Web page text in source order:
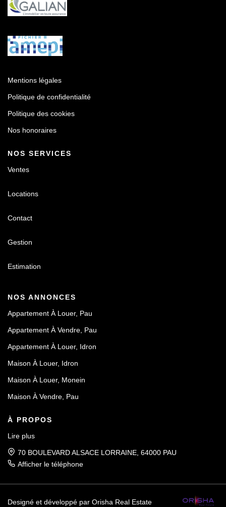
Mentions légales
Politique de confidentialité
Politique des cookies
Nos honoraires
NOS SERVICES
Ventes
Locations
Contact
Gestion
Estimation
NOS ANNONCES
Appartement À Louer, Pau
Appartement À Vendre, Pau
Appartement À Louer, Idron
Maison À Louer, Idron
Maison À Louer, Monein
Maison À Vendre, Pau
À PROPOS
Lire plus
70 BOULEVARD ALSACE LORRAINE, 64000 PAU
Afficher le téléphone
Designé et développé par Orisha Real Estate